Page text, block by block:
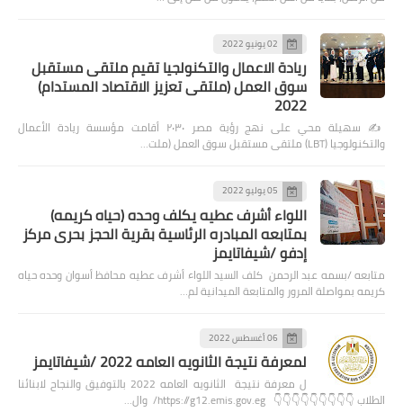
02 يونيو 2022
ريادة الاعمال والتكنولجيا تقيم ملتقى مستقبل
سوق العمل (ملتقى تعزيز الاقتصاد المستدام)
2022
✍️ سهيلة محي على نهج رؤية مصر ٢٠٣٠ أقامت مؤسسة ريادة الأعمال
والتكنولوجيا (LBT) ملتقى مستقبل سوق العمل (ملت…
05 يوليو 2022
اللواء أشرف عطيه يكلف وحده (حياه كريمه)
بمتابعه المبادره الرئاسية بقرية الحجز بحرى مركز
إدفو /شيفاتايمز
متابعه /بسمه عبد الرحمن كلف السيد اللواء أشرف عطيه محافظ أسوان وحده حياه
كريمه بمواصلة المرور والمتابعة الميدانية لم…
06 أغسطس 2022
لمعرفة نتيجة الثانويه العامه 2022 /شيفاتايمز
ل معرفة نتيجة الثانويه العامه 2022 بالتوفيق والنجاح لابنائنا
الطلاب 👇👇👇👇👇👇👇👇👇 https://g12.emis.gov.eg/ وال…